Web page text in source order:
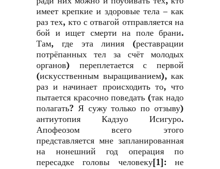
имеет крепкие и здоровые тела – как
раз тех, кто с отвагой отправляется на
бой и ищет смерти на поле брани.
Там, где эта линия (реставрации
потрёпанных тел за счёт молодых
органов) переплетается с первой
(искусственным выращиванием), как
раз и начинает происходить то, что
пытается красочно поведать (так надо
полагать? Я сужу только по отзыву)
антиутопия Кадзуо Исигуро.
Апофеозом всего этого
представляется мне запланированная
на нонешний год операция по
пересадке головы человеку[1] : не